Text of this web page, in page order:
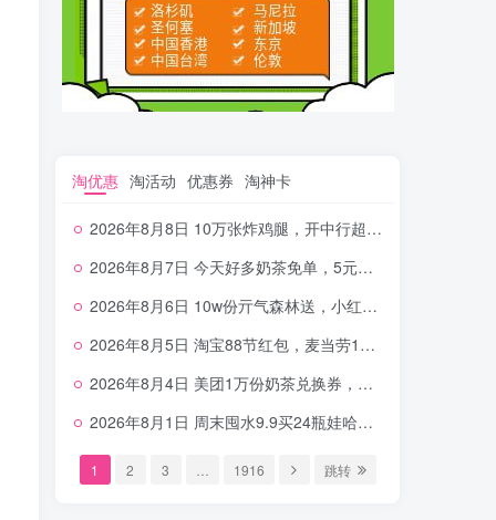
淘优惠 淘活动 优惠券 淘神卡
2026年8月8日 10万张炸鸡腿，开中行超给利，美团奶茶0.01，加油券，千问1.8~18.8体验金等
2026年8月7日 今天好多奶茶免单，5元农行省钱卡，京东抢0.01沪上，邮储5.88元等
2026年8月6日 10w份亓气森林送，小红书12元无门槛，中行电费30-10，0元柠檬水+0撸汉堡等
2026年8月5日 淘宝88节红包，麦当劳150万份柠檬水，三万份瑞幸免单，霸王9万份0.01券等
2026年8月4日 美团1万份奶茶兑换券，农行5E卡，中行支付超给利，美团领18个冰激凌，小米每天领2-6元等等
2026年8月1日 周末囤水9.9买24瓶娃哈哈，建行100元京东券，移动5元话费，麦当劳甜筒，交行立减金等
1 2 3 1916 跳转